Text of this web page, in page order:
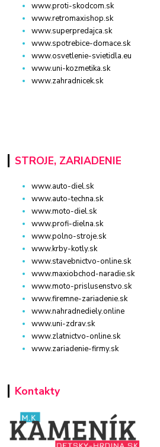
www.proti-skodcom.sk
www.retromaxishop.sk
www.superpredajca.sk
www.spotrebice-domace.sk
www.osvetlenie-svietidla.eu
www.uni-kozmetika.sk
www.zahradnicek.sk
STROJE, ZARIADENIE
www.auto-diel.sk
www.auto-techna.sk
www.moto-diel.sk
www.profi-dielna.sk
www.polno-stroje.sk
www.krby-kotly.sk
www.stavebnictvo-online.sk
www.maxiobchod-naradie.sk
www.moto-prislusenstvo.sk
www.firemne-zariadenie.sk
www.nahradnediely.online
www.uni-zdrav.sk
www.zlatnictvo-online.sk
www.zariadenie-firmy.sk
Kontakty